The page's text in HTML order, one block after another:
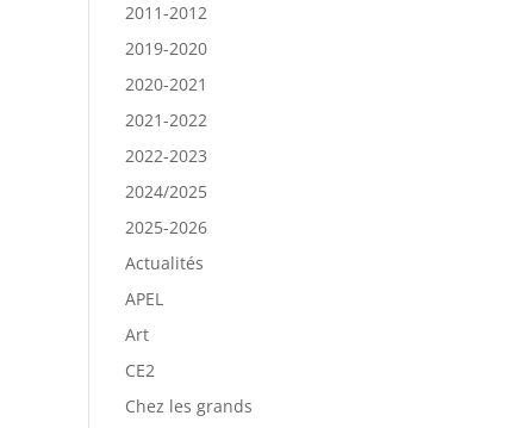
2011-2012
2019-2020
2020-2021
2021-2022
2022-2023
2024/2025
2025-2026
Actualités
APEL
Art
CE2
Chez les grands